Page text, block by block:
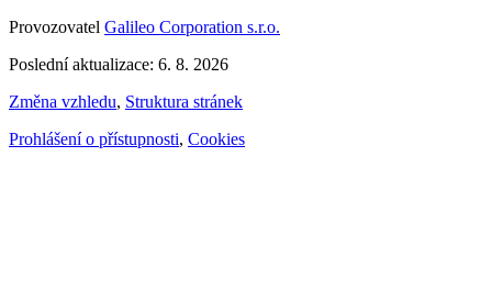
Provozovatel Galileo Corporation s.r.o.
Poslední aktualizace: 6. 8. 2026
Změna vzhledu, Struktura stránek
Prohlášení o přístupnosti, Cookies